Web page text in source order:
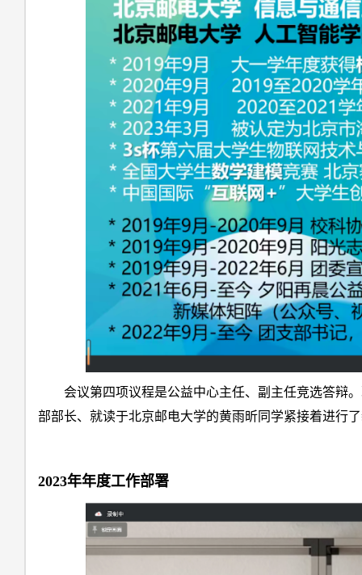
会议第四项议程是公益中心主任、副主任竞选答辩
部部长、就读于北京邮电大学的黄雨昕同学紧接着进行
2023年年度工作部署